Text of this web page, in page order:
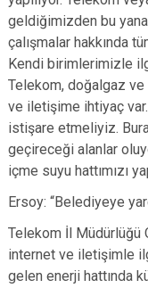
geldiğimizden bu yana
çalışmalar hakkında
Kendi birimlerimizle
Telekom, doğalgaz
ve iletişime ihtiyaç
istişare etmeliyiz.
geçireceği alanlar
içme suyu hattımızı
Ersoy: “Belediyeye
Telekom İl Müdürlüğü
internet ve iletişimle
gelen enerji hattında